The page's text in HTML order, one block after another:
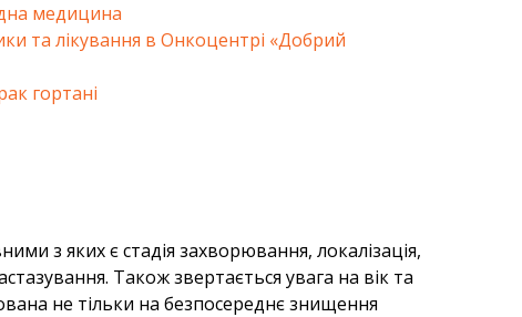
медицина
та лікування в Онкоцентрі «Добрий
гортані
з яких є стадія захворювання, локалізація,
Також звертається увага на вік та
не тільки на безпосереднє знищення